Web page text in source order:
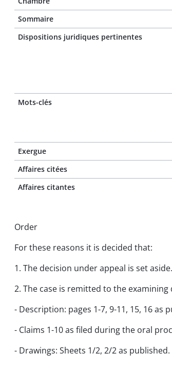
Sommaire
Dispositions juridiques pertinentes
Mots-clés
Exergue
Affaires citées
Affaires citantes
Order
For these reasons it is decided that:
1. The decision under appeal is set aside.
2. The case is remitted to the
- Description: pages 1-7, 9-11, 15, 16
- Claims 1-10 as filed during the oral
- Drawings: Sheets 1/2, 2/2 as published.